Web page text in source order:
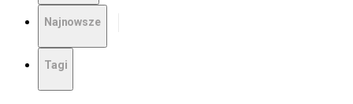
Najnowsze
Tagi